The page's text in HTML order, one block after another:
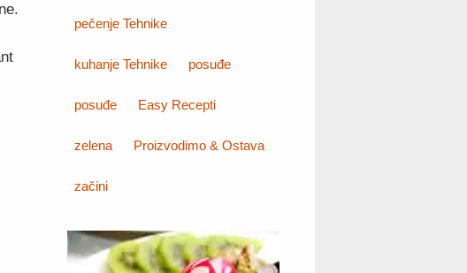
pečenje Tehnike
kuhanje Tehnike posuđe
posuđe Easy Recepti
zelena Proizvodimo & Ostava
začini